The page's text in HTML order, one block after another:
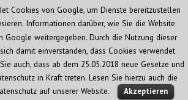
MENÜ
UND
Cookies von Google, um Dienste bereitzustellen
Informationen darüber, wie Sie die Website
Google weitergegeben. Durch die Nutzung dieser
damit einverstanden, dass Cookies verwendet
auch, dass ab dem 25.05.2018 neue Gesetze und
in Kraft treten. Lesen Sie hierzu auch die
auf unserer Website.
Akzeptieren